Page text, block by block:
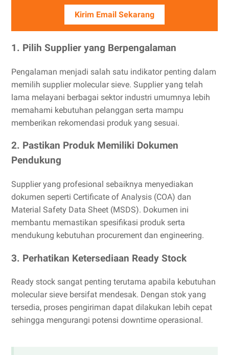
Kirim Email Sekarang
1. Pilih Supplier yang Berpengalaman
Pengalaman menjadi salah satu indikator penting dalam
memilih supplier molecular sieve. Supplier yang telah
lama melayani berbagai sektor industri umumnya lebih
memahami kebutuhan pelanggan serta mampu
memberikan rekomendasi produk yang sesuai.
2. Pastikan Produk Memiliki Dokumen
Pendukung
Supplier yang profesional sebaiknya menyediakan
dokumen seperti Certificate of Analysis (COA) dan
Material Safety Data Sheet (MSDS). Dokumen ini
membantu memastikan spesifikasi produk serta
mendukung kebutuhan procurement dan engineering.
3. Perhatikan Ketersediaan Ready Stock
Ready stock sangat penting terutama apabila kebutuhan
molecular sieve bersifat mendesak. Dengan stok yang
tersedia, proses pengiriman dapat dilakukan lebih cepat
sehingga mengurangi potensi downtime operasional.